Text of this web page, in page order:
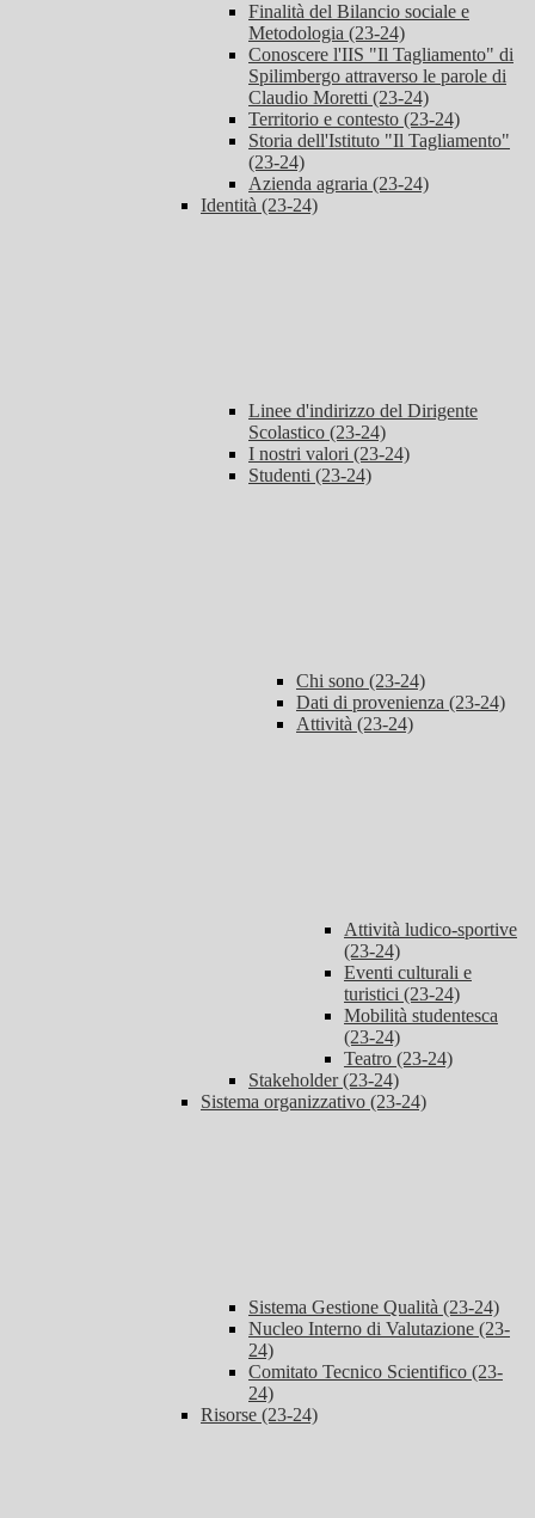
Finalità del Bilancio sociale e
Metodologia (23-24)
Conoscere l'IIS "Il Tagliamento" di
Spilimbergo attraverso le parole di
Claudio Moretti (23-24)
Territorio e contesto (23-24)
Storia dell'Istituto "Il Tagliamento"
(23-24)
Azienda agraria (23-24)
Identità (23-24)
Linee d'indirizzo del Dirigente
Scolastico (23-24)
I nostri valori (23-24)
Studenti (23-24)
Chi sono (23-24)
Dati di provenienza (23-24)
Attività (23-24)
Attività ludico-sportive
(23-24)
Eventi culturali e
turistici (23-24)
Mobilità studentesca
(23-24)
Teatro (23-24)
Stakeholder (23-24)
Sistema organizzativo (23-24)
Sistema Gestione Qualità (23-24)
Nucleo Interno di Valutazione (23-
24)
Comitato Tecnico Scientifico (23-
24)
Risorse (23-24)